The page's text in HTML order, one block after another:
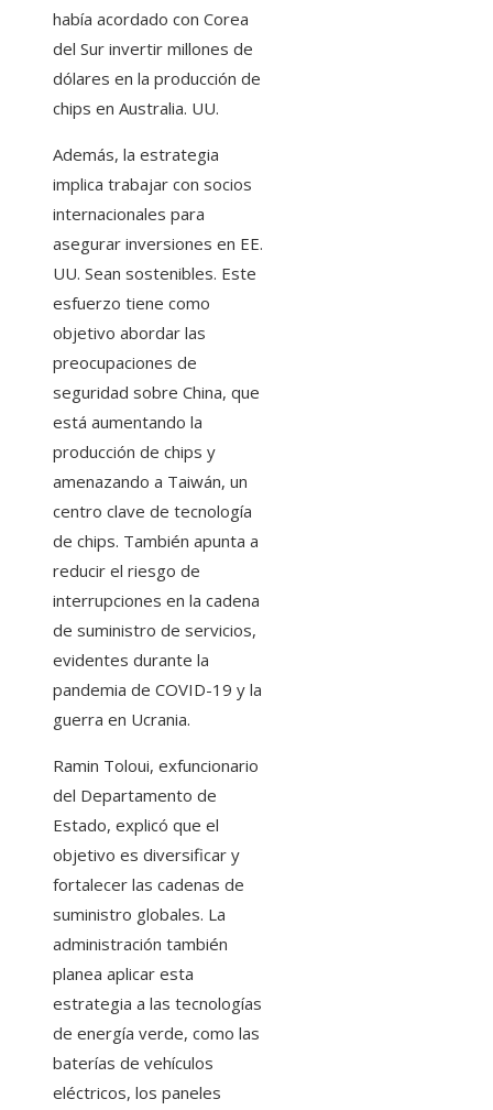
había acordado con Corea
del Sur invertir millones de
dólares en la producción de
chips en Australia. UU.
Además, la estrategia
implica trabajar con socios
internacionales para
asegurar inversiones en EE.
UU. Sean sostenibles. Este
esfuerzo tiene como
objetivo abordar las
preocupaciones de
seguridad sobre China, que
está aumentando la
producción de chips y
amenazando a Taiwán, un
centro clave de tecnología
de chips. También apunta a
reducir el riesgo de
interrupciones en la cadena
de suministro de servicios,
evidentes durante la
pandemia de COVID-19 y la
guerra en Ucrania.
Ramin Toloui, exfuncionario
del Departamento de
Estado, explicó que el
objetivo es diversificar y
fortalecer las cadenas de
suministro globales. La
administración también
planea aplicar esta
estrategia a las tecnologías
de energía verde, como las
baterías de vehículos
eléctricos, los paneles